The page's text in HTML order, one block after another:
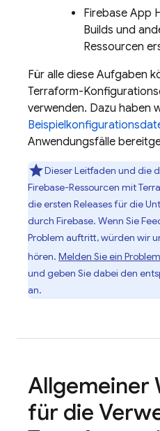
Firebase App
Builds und
Ressourcen
Für alle diese Aufgaben
Terraform-
verwenden. Dazu haben
Anwendungsfälle
Dieser Leitfaden und die
Firebase-Ressourcen mit
die ersten Releases für die
durch Firebase. Wenn Sie
Problem auftritt, würden wir
hören. Melden Sie ein
und geben Sie dabei den
an.
Allgemeiner
für die